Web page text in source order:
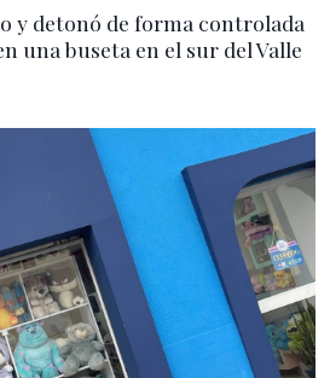
y detonó de forma controlada
una buseta en el sur del Valle